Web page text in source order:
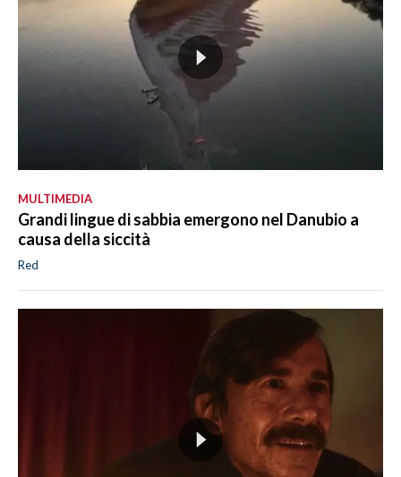
MULTIMEDIA
Grandi lingue di sabbia emergono nel Danubio a
causa della siccità
Red